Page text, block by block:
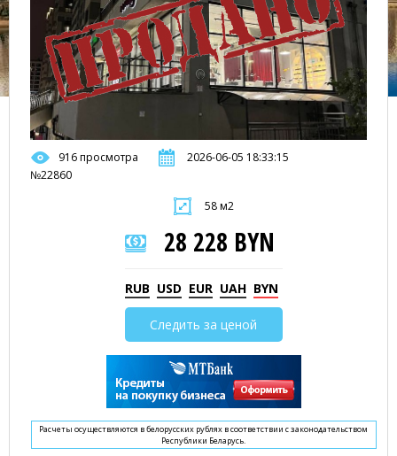
916 просмотра
2026-06-05 18:33:15
№22860
58 м2
28 228 BYN
RUB USD EUR UAH BYN
Следить за ценой
Расчеты осуществляются в белорусских рублях в соответствии с законодательством
Республики Беларусь.